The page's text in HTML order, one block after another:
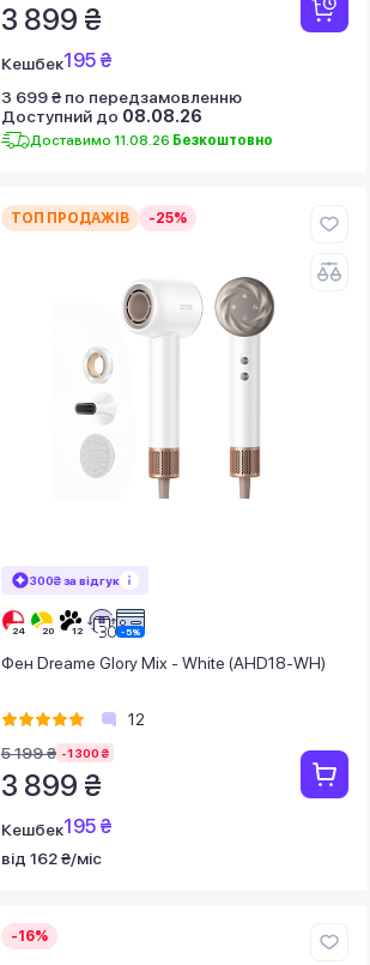
3 899 ₴
Кешбек195 ₴
3 699 ₴ по передзамовленню
Доступний до 08.08.26
Доставимо 11.08.26 Безкоштовно
ТОП ПРОДАЖІВ -25%
300₴ за відгук
Фен Dreame Glory Mix - White (AHD18-WH)
12
5 199 ₴ -1 300 ₴
3 899 ₴
Кешбек195 ₴
від 162 ₴/міс
-16%